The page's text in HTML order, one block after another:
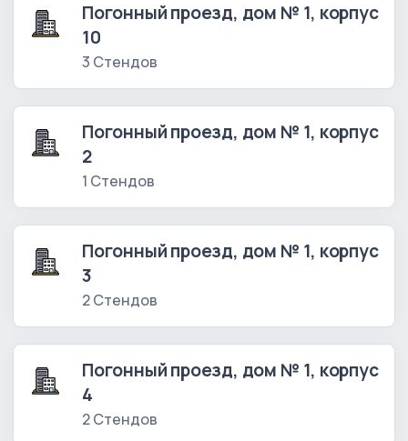
Погонный проезд, дом № 1, корпус
10
3 Стендов
Погонный проезд, дом № 1, корпус
2
1 Стендов
Погонный проезд, дом № 1, корпус
3
2 Стендов
Погонный проезд, дом № 1, корпус
4
2 Стендов